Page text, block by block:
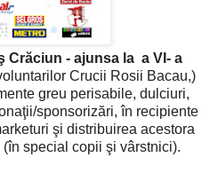
Crăciun - ajunsa la a VI- a
Crucii Rosii Bacau,)
greu perisabile, dulciuri,
sponsorizări, în recipiente
şi distribuirea acestora
special copii şi vârstnici).